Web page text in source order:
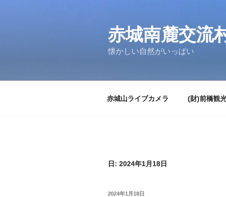
赤城南麓交流
懐かしい自然がいっぱい
赤城山ライブカメラ (財)前橋観
日: 2024年1月18日
投
2024年1月18日